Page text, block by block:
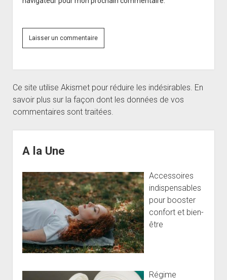
Ce site utilise Akismet pour réduire les indésirables. En
savoir plus sur la façon dont les données de vos
commentaires sont traitées.
A la Une
Accessoires
indispensables
pour booster
confort et bien-
être
Régime